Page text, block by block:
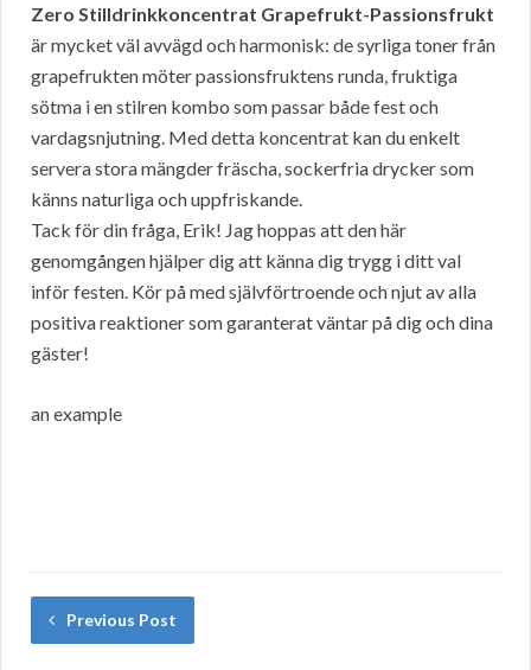
Zero Stilldrinkkoncentrat Grapefrukt-Passionsfrukt
är mycket väl avvägd och harmonisk: de syrliga toner från
grapefrukten möter passionsfruktens runda, fruktiga
sötma i en stilren kombo som passar både fest och
vardagsnjutning. Med detta koncentrat kan du enkelt
servera stora mängder fräscha, sockerfria drycker som
känns naturliga och uppfriskande.
Tack för din fråga, Erik! Jag hoppas att den här
genomgången hjälper dig att känna dig trygg i ditt val
inför festen. Kör på med självförtroende och njut av alla
positiva reaktioner som garanterat väntar på dig och dina
gäster!
an example
Previous Post